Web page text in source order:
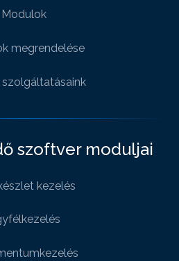
Modulok
megrendelése
szolgáltatásaink
szoftver moduljai
kezelés